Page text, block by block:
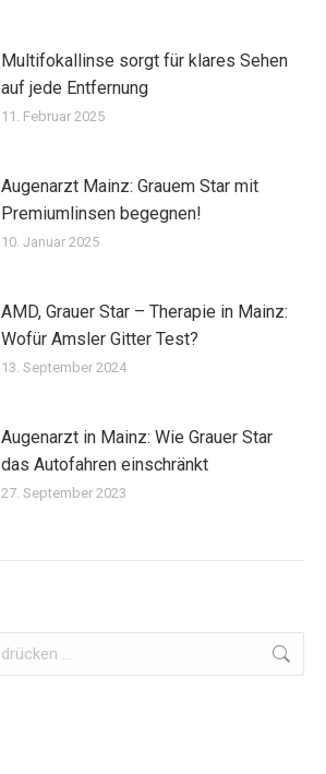
Multifokallinse sorgt für klares Sehen
auf jede Entfernung
11. Februar 2025
Augenarzt Mainz: Grauem Star mit
Premiumlinsen begegnen!
10. Januar 2025
AMD, Grauer Star – Therapie in Mainz:
Wofür Amsler Gitter Test?
13. September 2024
Augenarzt in Mainz: Wie Grauer Star
das Autofahren einschränkt
27. September 2023